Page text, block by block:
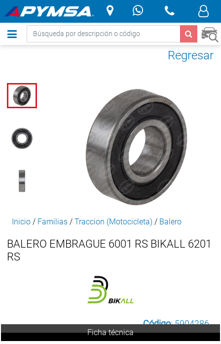
.
Regresar
Inicio / Familias / Traccion (Motocicleta) / Balero
BALERO EMBRAGUE 6001 RS BIKALL 6201
RS
Código: 5904286
Ficha técnica